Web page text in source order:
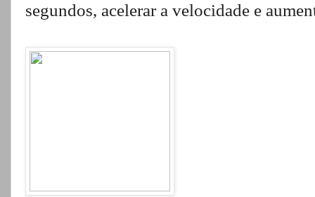
segundos, acelerar a velocidade e